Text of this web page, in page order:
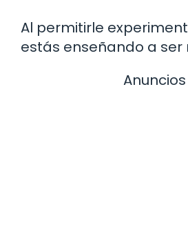
Al permitirle
estás enseñando a ser
Anuncios